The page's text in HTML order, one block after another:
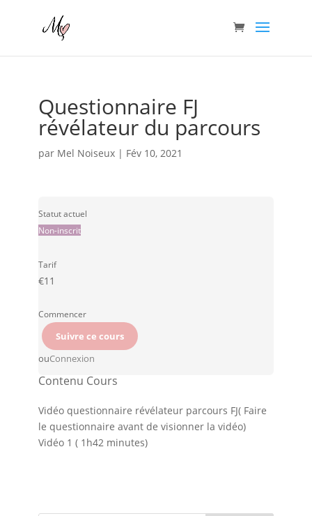
Questionnaire FJ
révélateur du parcours
par Mel Noiseux| Fév 10, 2021
Statut actuel
Non-inscrit
Tarif
€11
Commencer
ouConnexion
Contenu Cours
Vidéo questionnaire révélateur parcours FJ( Faire
le questionnaire avant de visionner la vidéo)
Vidéo 1 ( 1h42 minutes)